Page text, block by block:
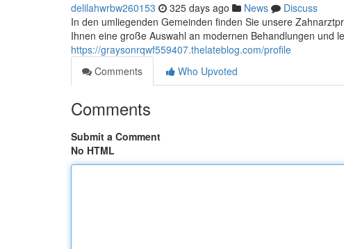
delilahwrbw260153 325 days ago News
Discuss
In den umliegenden Gemeinden finden Sie unsere
Ihnen eine große Auswahl an modernen Behandlungen und
https://graysonrqwf559407.thelateblog.com/profile
Comments
Who Upvoted
Comments
Submit a Comment
No HTML